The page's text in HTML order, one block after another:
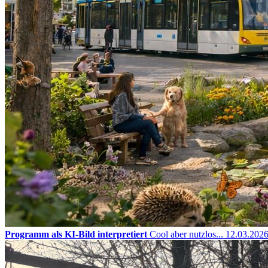
Programm als KI-Bild interpretiert Cool aber nutzlos... 12.03.2026